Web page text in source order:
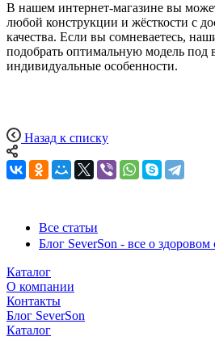
В нашем интернет-магазине вы
любой конструкции и жёсткости с
качества. Если вы сомневаетесь,
подобрать оптимальную модель под
индивидуальные особенности.
Назад к списку
Все статьи
Блог SeverSon - все о здоровом
Каталог
О компании
Контакты
Блог SeverSon
Каталог